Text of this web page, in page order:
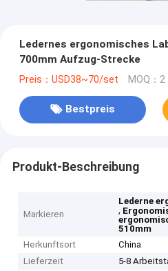
Ledernes ergonomisches
700mm Aufzug-Strecke
Preis：USD38~70/set MOQ：
Bestpreis
Produkt-Beschreibung
Markieren
Lederne
,
510mm
Herkunftsort
China
Lieferzeit
5-8